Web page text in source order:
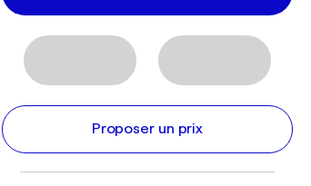
Proposer un prix